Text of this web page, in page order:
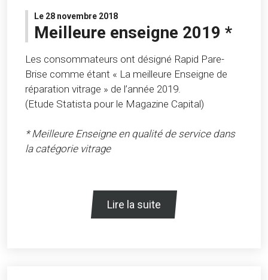
Le 28 novembre 2018
Meilleure enseigne 2019 *
Les consommateurs ont désigné Rapid Pare-
Brise comme étant « La meilleure Enseigne de
réparation vitrage » de l’année 2019.
(Etude Statista pour le Magazine Capital)
* Meilleure Enseigne en qualité de service dans
la catégorie vitrage
Lire la suite